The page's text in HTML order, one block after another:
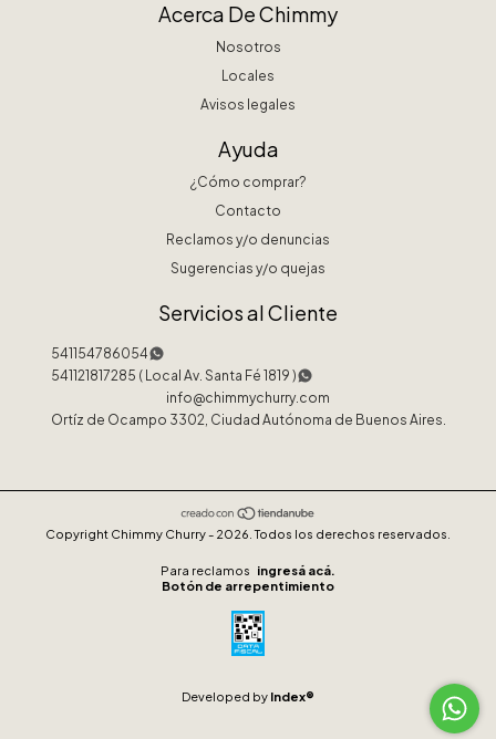
Acerca De Chimmy
Nosotros
Locales
Avisos legales
Ayuda
¿Cómo comprar?
Contacto
Reclamos y/o denuncias
Sugerencias y/o quejas
Servicios al Cliente
541154786054
541121817285 ( Local Av. Santa Fé 1819 )
info@chimmychurry.com
Ortíz de Ocampo 3302, Ciudad Autónoma de Buenos Aires.
Copyright Chimmy Churry - 2026. Todos los derechos reservados.
ingresá acá.
Botón de arrepentimiento
Developed by Index®